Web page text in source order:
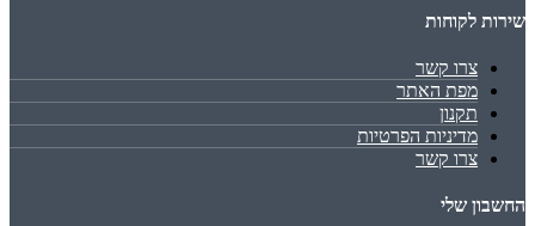
שירות לקוחות
צרו קשר
מפת האתר
תקנון
מדיניות הפרטיות
צרו קשר
החשבון שלי